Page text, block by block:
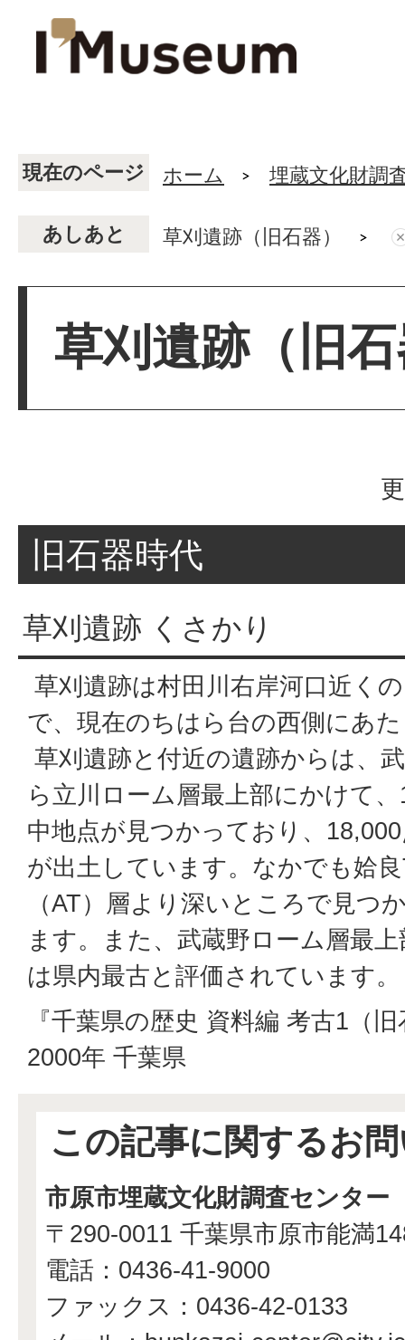
現在のページ ホーム 埋蔵文化財調
あしあと 草刈遺跡（旧石器）
草刈遺跡（旧
旧石器時代
草刈遺跡 くさかり
草刈遺跡は村田川右岸河口近く
で、現在のちはら台の西側にあ
草刈遺跡と付近の遺跡からは、
ら立川ローム層最上部にかけて
中地点が見つかっており、
が出土しています。なかでも姶
（AT）層より深いところで見つ
ます。また、武蔵野ローム層最
は県内最古と評価されています。
『千葉県の歴史 資料編 考古1（
2000年 千葉県
この記事に関するお
市原市埋蔵文化財調査センター
〒290-0011 千葉県市原市能満
電話：0436-41-9000
ファックス：0436-42-0133